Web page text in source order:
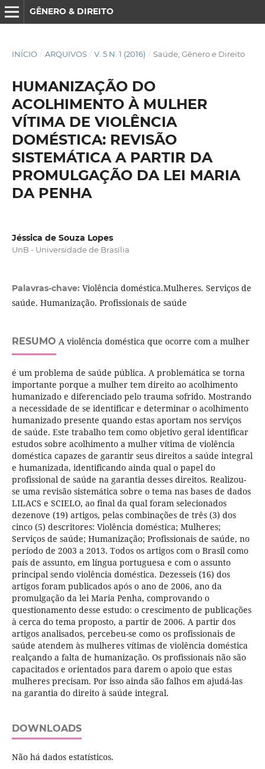
GÊNERO & DIREITO
INÍCIO / ARQUIVOS / V. 5 N. 1 (2016) / Saúde, Gênero e Direito
HUMANIZAÇÃO DO
ACOLHIMENTO À MULHER
VÍTIMA DE VIOLÊNCIA
DOMÉSTICA: REVISÃO
SISTEMÁTICA A PARTIR DA
PROMULGAÇÃO DA LEI MARIA
DA PENHA
Jéssica de Souza Lopes
UnB - Universidade de Brasília
Palavras-chave: Violência doméstica.Mulheres. Serviços de
saúde. Humanização. Profissionais de saúde
RESUMO A violência doméstica que ocorre com a mulher
é um problema de saúde pública. A problemática se torna
importante porque a mulher tem direito ao acolhimento
humanizado e diferenciado pelo trauma sofrido. Mostrando
a necessidade de se identificar e determinar o acolhimento
humanizado presente quando estas aportam nos serviços
de saúde. Este trabalho tem como objetivo geral identificar
estudos sobre acolhimento a mulher vítima de violência
doméstica capazes de garantir seus direitos a saúde integral
e humanizada, identificando ainda qual o papel do
profissional de saúde na garantia desses direitos. Realizou-
se uma revisão sistemática sobre o tema nas bases de dados
LILACS e SCIELO, ao final da qual foram selecionados
dezenove (19) artigos, pelas combinações de três (3) dos
cinco (5) descritores: Violência doméstica; Mulheres;
Serviços de saúde; Humanização; Profissionais de saúde, no
período de 2003 a 2013. Todos os artigos com o Brasil como
país de assunto, em língua portuguesa e com o assunto
principal sendo violência doméstica. Dezesseis (16) dos
artigos foram publicados após o ano de 2006, ano da
promulgação da lei Maria Penha, comprovando o
questionamento desse estudo: o crescimento de publicações
à cerca do tema proposto, a partir de 2006. A partir dos
artigos analisados, percebeu-se como os profissionais de
saúde atendem às mulheres vítimas de violência doméstica
realçando a falta de humanização. Os profissionais não são
capacitados e orientados para darem o apoio que estas
mulheres precisam. Por isso ainda são falhos em ajudá-las
na garantia do direito à saúde integral.
DOWNLOADS
Não há dados estatísticos.